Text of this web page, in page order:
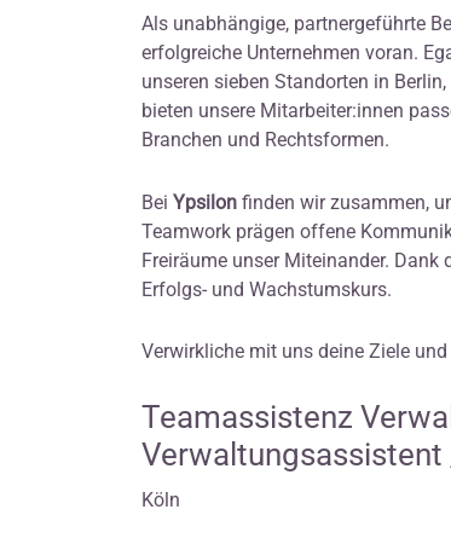
Als unabhängige, partnergeführte
erfolgreiche Unternehmen voran.
unseren sieben Standorten in
bieten unsere Mitarbeiter:innen
Branchen und Rechtsformen.
Bei Ypsilon finden wir zusammen,
Teamwork prägen offene
Freiräume unser Miteinander.
Erfolgs- und Wachstumskurs.
Verwirkliche mit uns deine Ziele
Teamassistenz
Köln